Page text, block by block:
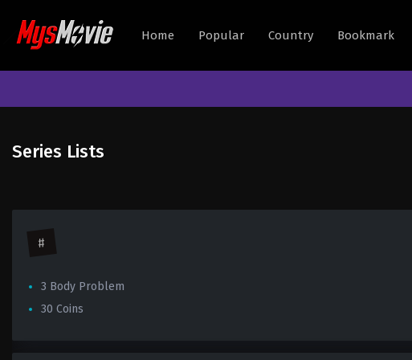
Home Popular Country Bookmark
Series Lists
#
3 Body Problem
30 Coins